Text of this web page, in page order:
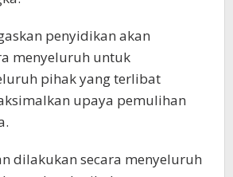
penyidikan akan
menyeluruh untuk
pihak yang terlibat
upaya pemulihan
dilakukan secara menyeluruh